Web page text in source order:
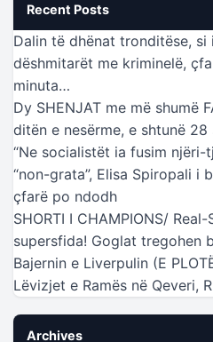
Recent Posts
Dalin të dhënat tronditëse, si
dëshmitarët me kriminelë,
minuta…
Dy SHENJAT me më shumë
ditën e nesërme, e shtunë
“Ne socialistët ia fusim njëri-
“non-grata”, Elisa Spiropali i
çfarë po ndodh
SHORTI I CHAMPIONS/
supersfida! Goglat tregohen
Bajernin e Liverpulin (E
Lëvizjet e Ramës në Qeveri,
Archives